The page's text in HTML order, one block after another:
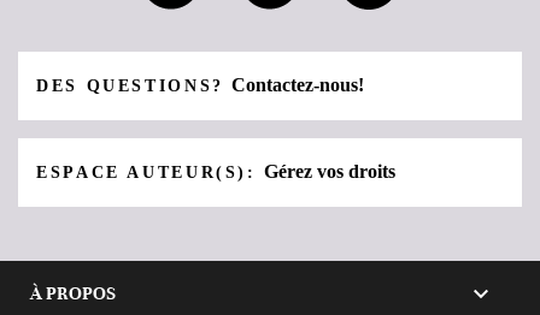
DES QUESTIONS?Contactez-nous!
ESPACE AUTEUR(S):Gérez vos droits
À PROPOS 